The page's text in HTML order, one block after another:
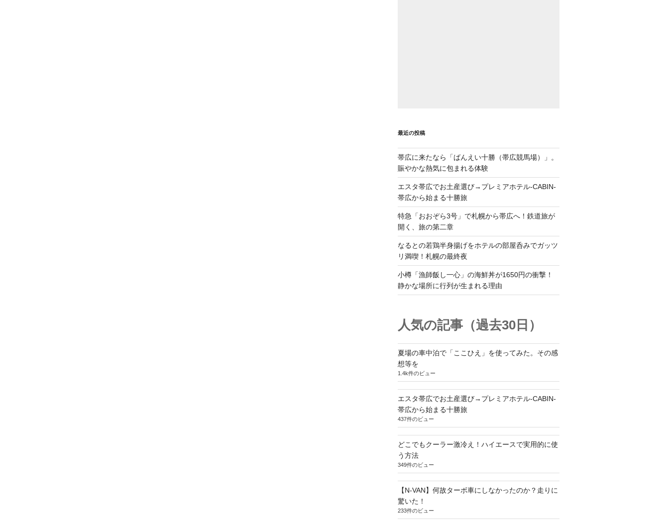
最近の投稿
帯広に来たなら「ばんえい十勝（帯広競馬場）」。
賑やかな熱気に包まれる体験
エスタ帯広でお土産選び→プレミアホテル-CABIN-
帯広から始まる十勝旅
特急「おおぞら3号」で札幌から帯広へ！鉄道旅が
開く、旅の第二章
なるとの若鶏半身揚げをホテルの部屋呑みでガッツ
リ満喫！札幌の最終夜
小樽「漁師飯し一心」の海鮮丼が1650円の衝撃！
静かな場所に行列が生まれる理由
人気の記事（過去30日）
夏場の車中泊で「ここひえ」を使ってみた。その感
想等を
1.4k件のビュー
エスタ帯広でお土産選び→プレミアホテル-CABIN-
帯広から始まる十勝旅
437件のビュー
どこでもクーラー激冷え！ハイエースで実用的に使
う方法
349件のビュー
【N-VAN】何故ターボ車にしなかったのか？走りに
驚いた！
233件のビュー